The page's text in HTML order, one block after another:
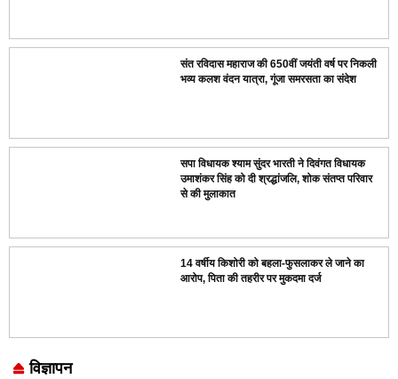
संत रविदास महाराज की 650वीं जयंती वर्ष पर निकली
भव्य कलश वंदन यात्रा, गूंजा समरसता का संदेश
सपा विधायक श्याम सुंदर भारती ने दिवंगत विधायक
उमाशंकर सिंह को दी श्रद्धांजलि, शोक संतप्त परिवार
से की मुलाकात
14 वर्षीय किशोरी को बहला-फुसलाकर ले जाने का
आरोप, पिता की तहरीर पर मुकदमा दर्ज
विज्ञापन